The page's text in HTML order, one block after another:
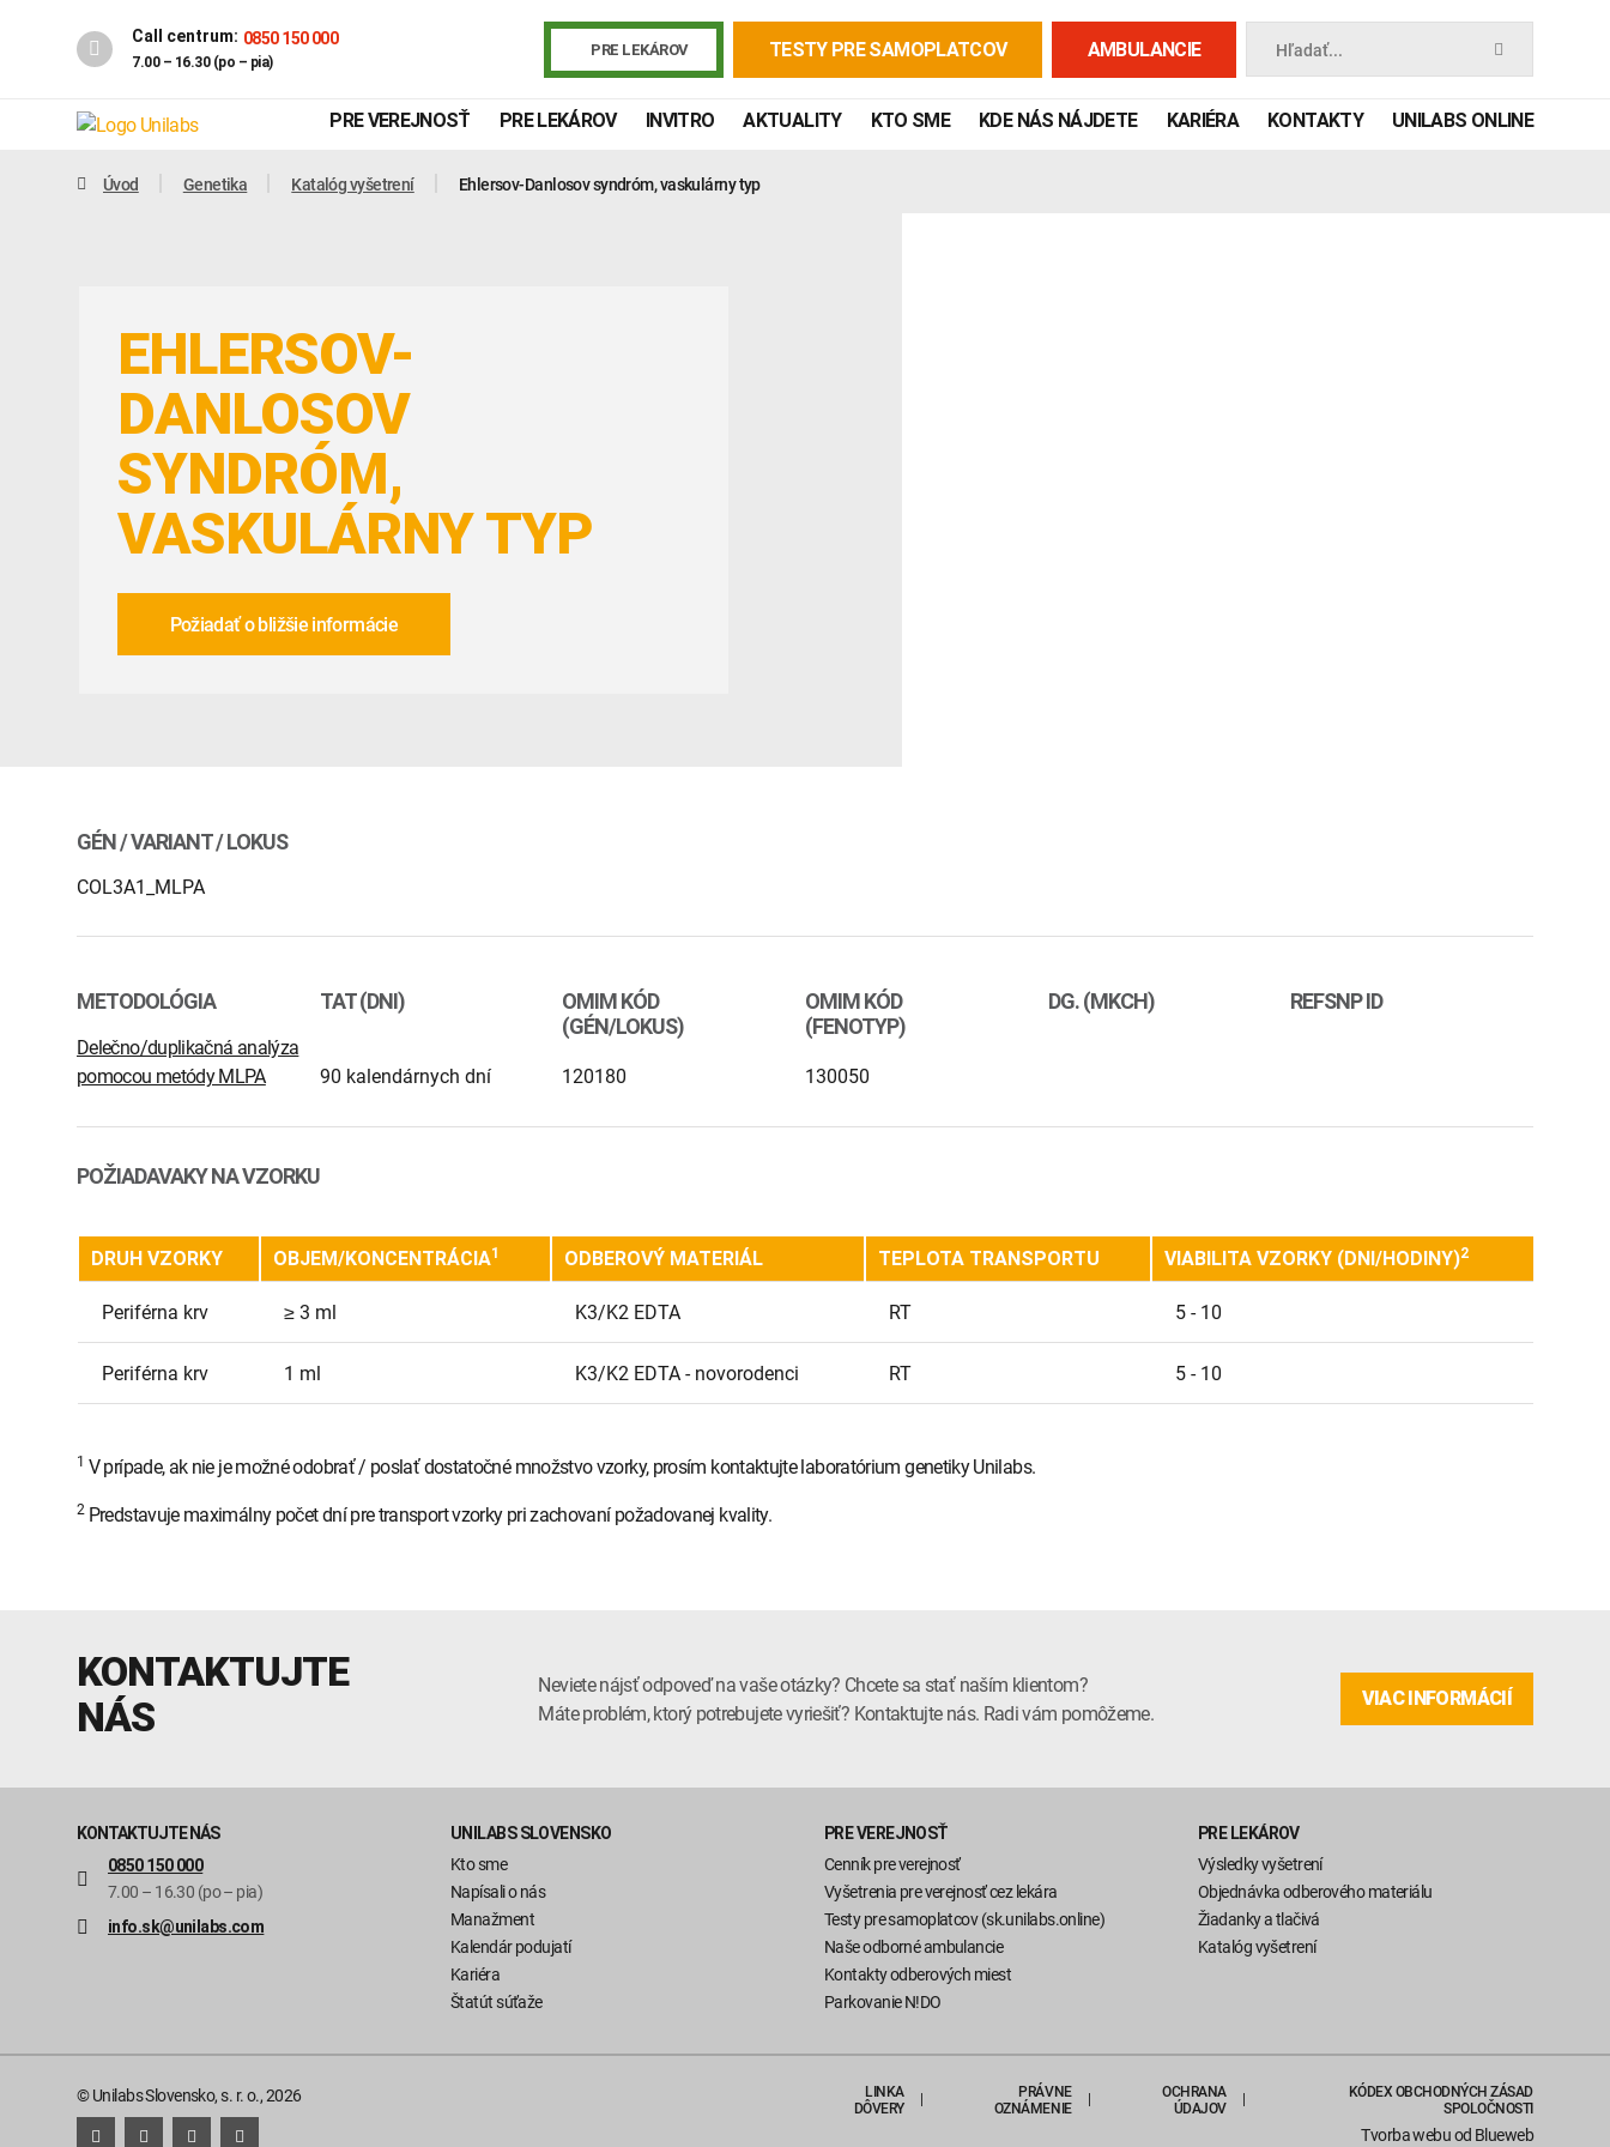
Call centrum: 0850 150 000
7.00 – 16.30 (po – pia)
PRE LEKÁROV TESTY PRE SAMOPLATCOV AMBULANCIE Hľadať...
Genetika
INTOLERANCIA POTRAVÍN
PRE VEREJNOSŤ PRE LEKÁROV INVITRO AKTUALITY KTO SME KDE NÁS NÁJDETE KARIÉRA KONTAKTY UNILABS ONLINE
Úvod Genetika Katalóg vyšetrení Ehlersov-Danlosov syndróm, vaskulárny typ
EHLERSOV-
DANLOSOV
SYNDRÓM,
VASKULÁRNY TYP
Požiadať o bližšie informácie
GÉN / VARIANT / LOKUS
COL3A1_MLPA
METODOLÓGIA
Delečno/duplikačná analýza
pomocou metódy MLPA
TAT (DNI)
90 kalendárnych dní
OMIM KÓD
(GÉN/LOKUS)
120180
OMIM KÓD
(FENOTYP)
130050
DG. (MKCH) REFSNP ID
POŽIADAVAKY NA VZORKU
DRUH VZORKY OBJEM/KONCENTRÁCIA1 ODBEROVÝ MATERIÁL TEPLOTA TRANSPORTU VIABILITA VZORKY (DNI/HODINY)2
Periférna krv ≥ 3 ml K3/K2 EDTA RT 5 - 10
Periférna krv 1 ml K3/K2 EDTA - novorodenci RT 5 - 10
1 V prípade, ak nie je možné odobrať / poslať dostatočné množstvo vzorky, prosím kontaktujte laboratórium genetiky Unilabs.
2Predstavuje maximálny počet dní pre transport vzorky pri zachovaní požadovanej kvality.
KONTAKTUJTE
NÁS
Neviete nájsť odpoveď na vaše otázky? Chcete sa stať naším klientom?
Máte problém, ktorý potrebujete vyriešiť? Kontaktujte nás. Radi vám pomôžeme.
VIAC INFORMÁCIÍ
KONTAKTUJTE NÁS
0850 150 000
7.00 – 16.30 (po – pia)
info.sk@unilabs.com
UNILABS SLOVENSKO
Kto sme
Napísali o nás
Manažment
Kalendár podujatí
Kariéra
Štatút súťaže
PRE VEREJNOSŤ
Cenník pre verejnosť
Vyšetrenia pre verejnosť cez lekára
Testy pre samoplatcov (sk.unilabs.online)
Naše odborné ambulancie
Kontakty odberových miest
Parkovanie N!DO
PRE LEKÁROV
Výsledky vyšetrení
Objednávka odberového materiálu
Žiadanky a tlačivá
Katalóg vyšetrení
© Unilabs Slovensko, s. r. o., 2026
LINKA
DÔVERY
PRÁVNE
OZNÁMENIE
OCHRANA
ÚDAJOV
KÓDEX OBCHODNÝCH ZÁSAD
SPOLOČNOSTI
Tvorba webuod Blueweb